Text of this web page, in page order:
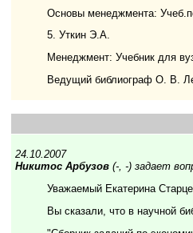
Основы менеджмента:
5. Уткин Э.А.
Менеджмент: Учебник для
Ведущий библиограф О. В.
24.10.2007
Никитос Арбузов (-, -) задает
Уважаемый Екатерина
Вы сказали, что в научной